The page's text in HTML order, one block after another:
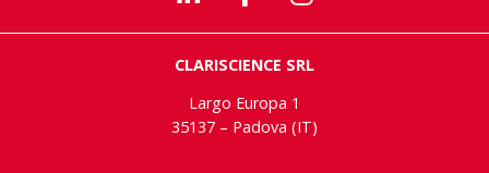
CLARISCIENCE SRL
Largo Europa 1
35137 – Padova (IT)